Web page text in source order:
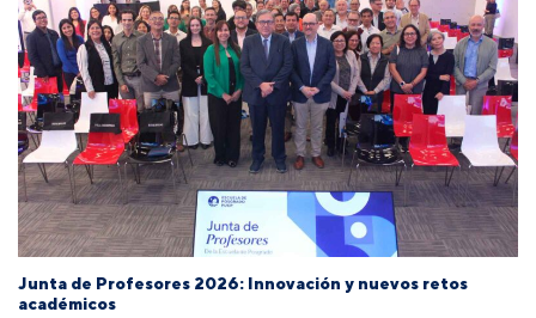
Junta de Profesores 2026: Innovación y nuevos retos
académicos